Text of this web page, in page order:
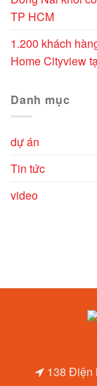
TP HCM
1.200 khách
Home Cityview
Danh mục
dự án
Tin tức
video
138 Điện